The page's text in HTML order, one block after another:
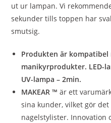
ut ur lampan. Vi
sekunder tills toppen har
smutsig.
Produkten är kompatibel
manikyrprodukter. LED-
UV-lampa – 2min.
MAKEAR ™ är ett
sina kunder, vilket gör
nagelstylister. Innovation